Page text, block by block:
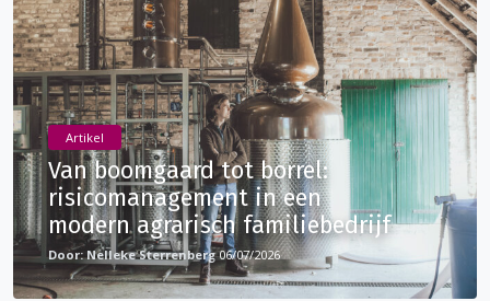
Artikel
Van boomgaard tot borrel:
risicomanagement in een
modern agrarisch familiebedrijf
Nelleke Sterrenberg 06/07/2026